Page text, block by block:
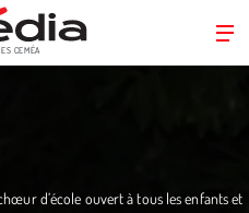
CEMÉA
chœur d’école ouvert à tous les enfants et